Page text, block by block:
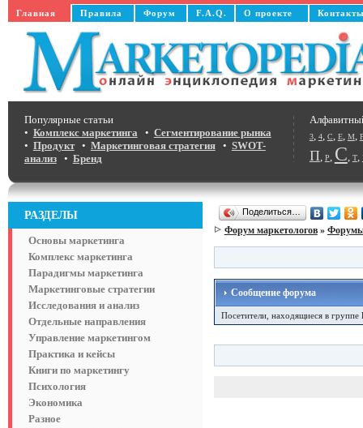
Главная Правила Форум F.A.Q. О проекте
3, 4, C, E, M,
П, Р, С, Т,
Популярные статьи
• Комплекс маркетинга • Сегментирование рынка
• Продукт• Маркетинговая стратегия• SWOT-
анализ• Бренд
РАЗДЕЛЫ
Основы маркетинга
Комплекс маркетинга
Парадигмы маркетинга
Маркетинговые стратегии
Исследования и анализ
Отдельные направления
Управление маркетингом
Практика и кейсы
Книги по маркетингу
Психология
Экономика
Разное
Поделиться…
Форум маркетологов»
Сообщение форума
Посетители, находящиеся в группе